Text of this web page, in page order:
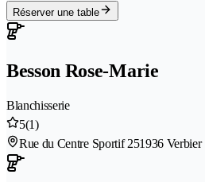
Réserver une table
Besson Rose-Marie
Blanchisserie
5(1)
Rue du Centre Sportif 251936 Verbier